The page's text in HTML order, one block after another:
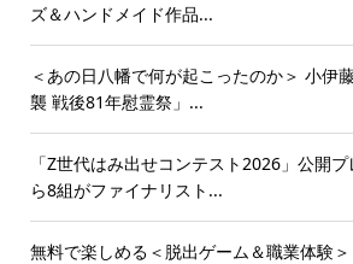
ズ＆ハンドメイド作品...
＜あの日八幡で何が起こったのか＞ 小伊
襲 戦後81年慰霊祭」...
「Z世代はみ出せコンテスト2026」公開
ら8組がファイナリスト...
無料で楽しめる＜脱出ゲーム＆職業体験